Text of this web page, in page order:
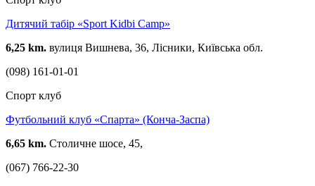
Дитячий табір «Sport Kidbi Camp»
6,25 km. вулиця Вишнева, 36, Лісники, Київська обл.
(098) 161-01-01
Спорт клуб
Футбольний клуб «Спарта» (Конча-Заспа)
6,65 km. Столичне шосе, 45,
(067) 766-22-30